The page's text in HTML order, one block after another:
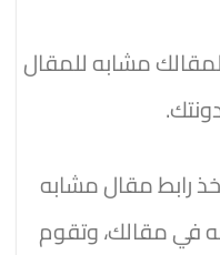
مشابه للمقال
رابط مقال مشابه
في مقالك، وتقوم